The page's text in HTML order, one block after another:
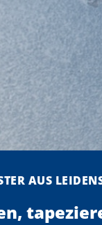
AUS